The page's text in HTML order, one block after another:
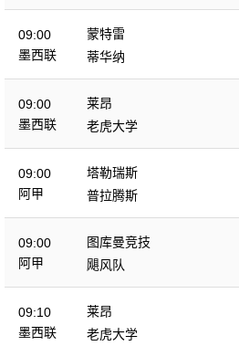
09:00
墨西联
蒙特雷
蒂华纳
09:00
墨西联
莱昂
老虎大学
09:00
阿甲
塔勒瑞斯
普拉腾斯
09:00
阿甲
图库曼竞技
飓风队
09:10
墨西联
莱昂
老虎大学